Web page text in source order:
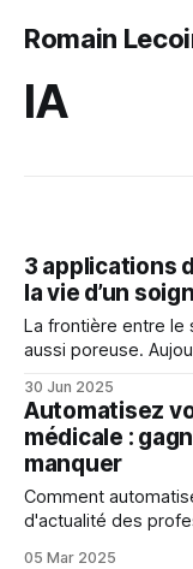
Romain
IA
3 applications
la vie d’un
La frontière entre le
aussi poreuse.
formations, micro-
création de contenu… Et c’est une excellente chose !
que les soignants,
30 Jun 2025
Automatisez
médicale :
manquer
Comment
d'actualité des
05 Mar 2025